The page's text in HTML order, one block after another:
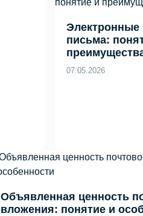
Электронные
письма:
07.05.2026
Объявленная ценность
вложения: понятие и